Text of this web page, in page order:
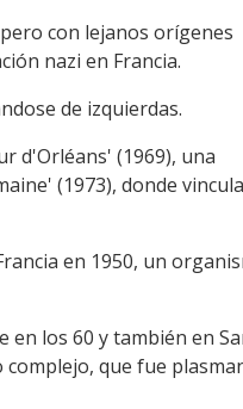
con lejanos orígenes
nazi en Francia.
de izquierdas.
d'Orléans' (1969), una
(1973), donde vincula
en 1950, un
en los 60 y también en
que fue